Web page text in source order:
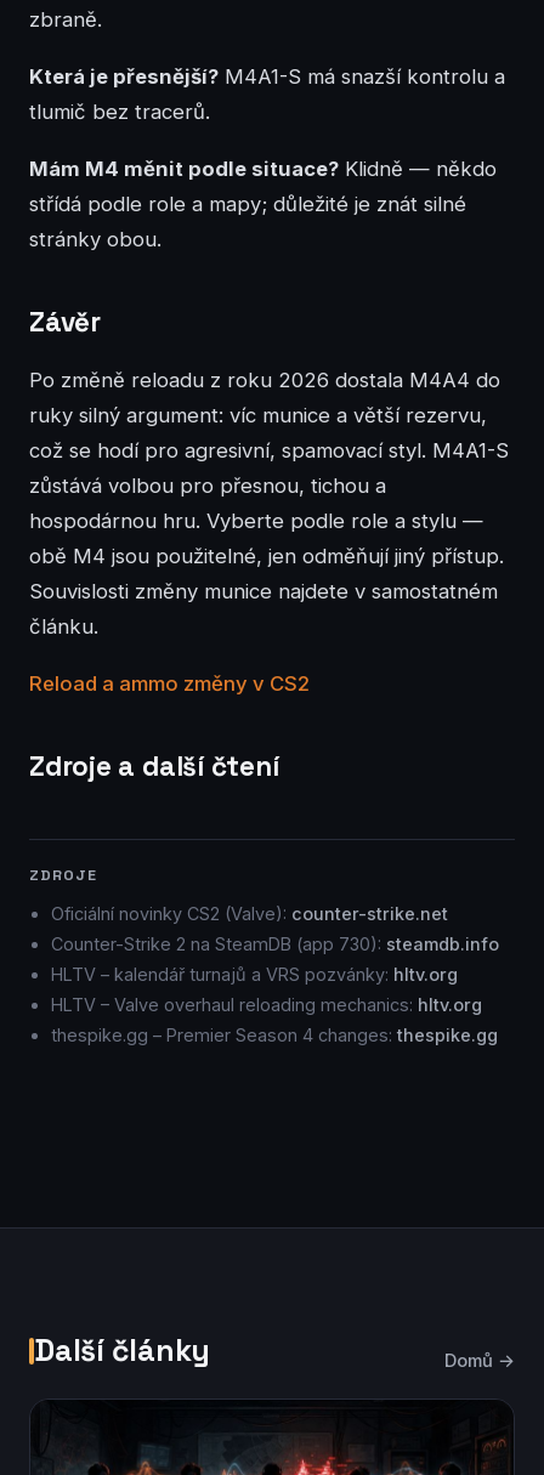
zbraně.
Která je přesnější? M4A1-S má snazší kontrolu a
tlumič bez tracerů.
Mám M4 měnit podle situace? Klidně — někdo
střídá podle role a mapy; důležité je znát silné
stránky obou.
Závěr
Po změně reloadu z roku 2026 dostala M4A4 do
ruky silný argument: víc munice a větší rezervu,
což se hodí pro agresivní, spamovací styl. M4A1-S
zůstává volbou pro přesnou, tichou a
hospodárnou hru. Vyberte podle role a stylu —
obě M4 jsou použitelné, jen odměňují jiný přístup.
Souvislosti změny munice najdete v samostatném
článku.
Reload a ammo změny v CS2
Zdroje a další čtení
ZDROJE
Oficiální novinky CS2 (Valve): counter-strike.net
Counter-Strike 2 na SteamDB (app 730): steamdb.info
HLTV – kalendář turnajů a VRS pozvánky: hltv.org
HLTV – Valve overhaul reloading mechanics: hltv.org
thespike.gg – Premier Season 4 changes: thespike.gg
Další články Domů →